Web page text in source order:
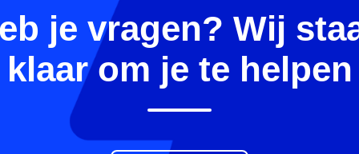
je vragen? Wij
klaar om je te helpen